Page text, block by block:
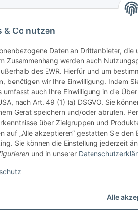
& Co nutzen
Daten an Drittanbieter,
Zusammenhang werden auch
des EWR. Hierfür und um
benötigen wir Ihre Einwilligung. Indem
umfasst auch Ihre Einwilligung in die
nach Art. 49 (1) (a) DSGVO. Sie
Gerät speichern und/oder abrufen.
über Zielgruppen und
auf „Alle akzeptieren“ gestatten Sie
Sie können die Einstellung jederzeit
und in unserer
Alle